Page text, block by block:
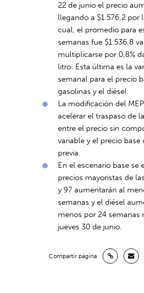
22 de junio el precio
llegando a $1.576,2 por
cual, el promedio para
semanas fue $1.536,8
multiplicarse por 0,8%
litro. Esta última es la
semanal para el precio
gasolinas y el diésel.
La modificación del
acelerar el traspaso de
entre el precio sin
variable y el precio base
previa.
En el escenario base se
precios mayoristas de
y 97 aumentarán al
semanas y el diésel
menos por 24 semanas
jueves 30 de junio.
Compartir página